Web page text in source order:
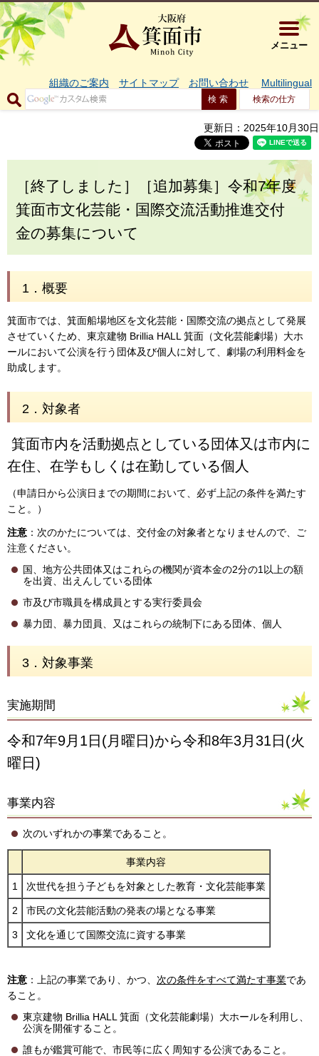
大阪府箕
メニュー
組織のご案内 サイトマップ お問い合わせ Multilingual
検索の仕方
更新日：2025年10月30日
［終了しました］［追加募集］令和7年度
箕面市文化芸能・国際交流活動推進交付
金の募集について
1．概要
箕面市では、箕面船場地区を文化芸能・国際交流の拠点として発展
させていくため、東京建物 Brillia HALL 箕面（文化芸能劇場）大ホ
ールにおいて公演を行う団体及び個人に対して、劇場の利用料金を
助成します。
2．対象者
箕面市内を活動拠点としている団体又は市内に
在住、在学もしくは在勤している個人
（申請日から公演日までの期間において、必ず上記の条件を満たす
こと。）
注意 ：次のかたについては、交付金の対象者となりませんので、ご
注意ください。
国、地方公共団体又はこれらの機関が資本金の2分の1以上の額
を出資、出えんしている団体
市及び市職員を構成員とする実行委員会
暴力団、暴力団員、又はこれらの統制下にある団体、個人
3．対象事業
実施期間
令和7年9月1日(月曜日)から令和8年3月31日(火
曜日)
事業内容
次のいずれかの事業であること。
事業内容
1 次世代を担う子どもを対象とした教育・文化芸能事業
2 市民の文化芸能活動の発表の場となる事業
3 文化を通じて国際交流に資する事業
注意 ：上記の事業であり、かつ、 次の条件をすべて満たす事業であ
ること。
東京建物 Brillia HALL 箕面（文化芸能劇場）大ホールを利用し、
公演を開催すること。
誰もが鑑賞可能で、市民等に広く周知する公演であること。